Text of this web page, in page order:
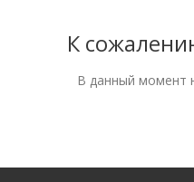
К
В данный момент